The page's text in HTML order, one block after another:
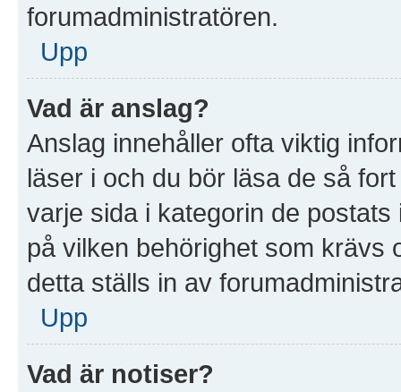
forumadministratören.
Upp
Vad är anslag?
Anslag innehåller ofta viktig
läser i och du bör läsa de så
varje sida i kategorin de
på vilken behörighet som krävs
detta ställs in av
Upp
Vad är notiser?